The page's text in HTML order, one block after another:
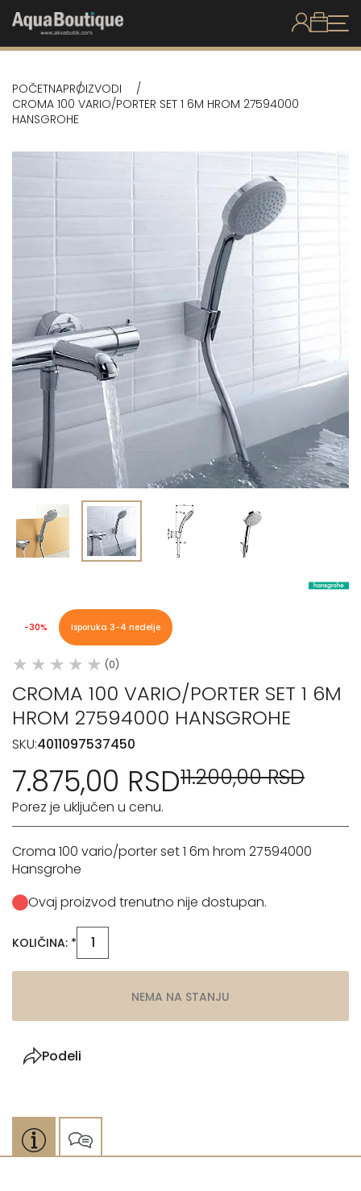
POČETNAPROIZVODI
CROMA 100 VARIO/PORTER SET 1 6M HROM 27594000
HANSGROHE
-30% Isporuka 3-4 nedelje
(0)
CROMA 100 VARIO/PORTER SET 1 6M
HROM 27594000 HANSGROHE
SKU:4011097537450
7.875,00 RSD11.200,00 RSD
Porez je uključen u cenu.
Croma 100 vario/porter set 1 6m hrom 27594000
Hansgrohe
Ovaj proizvod trenutno nije dostupan.
KOLIČINA: *
NEMA NA STANJU
Podeli